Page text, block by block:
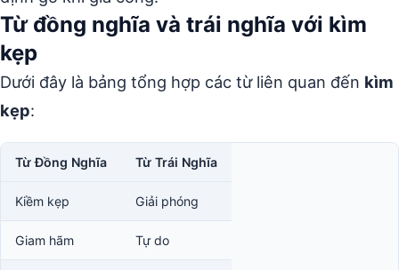
Từ đồng nghĩa và trái nghĩa với kìm
kẹp
Dưới đây là bảng tổng hợp các từ liên quan đến kìm
kẹp:
Từ Đồng Nghĩa Từ Trái Nghĩa
Kiềm kẹp Giải phóng
Giam hãm Tự do